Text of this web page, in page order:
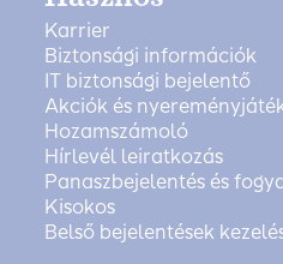
Karrier
Biztonsági információk
IT biztonsági bejelentő
Akciók és
Hozamszámoló
Hírlevél leiratkozás
Panaszbejelentés és
Kisokos
Belső bejelentések